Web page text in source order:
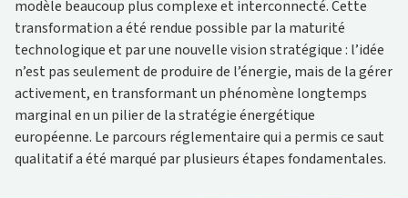
modèle beaucoup plus complexe et interconnecté. Cette
transformation a été rendue possible par la maturité
technologique et par une nouvelle vision stratégique : l’idée
n’est pas seulement de produire de l’énergie, mais de la gérer
activement, en transformant un phénomène longtemps
marginal en un pilier de la stratégie énergétique
européenne. Le parcours réglementaire qui a permis ce saut
qualitatif a été marqué par plusieurs étapes fondamentales.